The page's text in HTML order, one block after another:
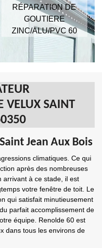
RÉPARATION DE
GOUTIERE
ZINC/ALU/PVC 60
VELUX SAINT
Jean Aux Bois
climatiques. Ce qui
après des nombreuses
arrivant à ce stade, il est
votre fenêtre de toit. Le
qui satisfait minutieusement
parfait accomplissement de
équipe. Renolde 60 est
dans tous les environs de